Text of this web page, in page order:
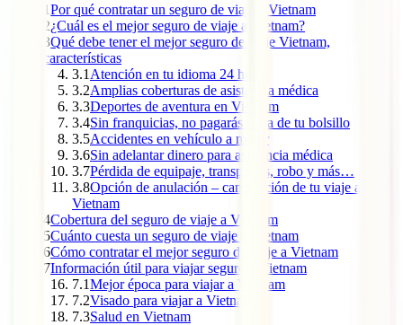
1Por qué contratar un seguro de viaje a Vietnam
2¿Cuál es el mejor seguro de viaje a Vietnam?
3Qué debe tener el mejor seguro de viaje Vietnam,
características
3.1 Atención en tu idioma 24 horas
3.2Amplias coberturas de asistencia médica
3.3Deportes de aventura en Vietnam
3.4Sin franquicias, no pagarás nada de tu bolsillo
3.5Accidentes en vehículo a motor
3.6Sin adelantar dinero para asistencia médica
3.7Pérdida de equipaje, transportes, robo y más…
3.8Opción de anulación – cancelación de tu viaje a
Vietnam
4Cobertura del seguro de viaje a Vietnam
5Cuánto cuesta un seguro de viaje a Vietnam
6Cómo contratar el mejor seguro de viaje a Vietnam
7Información útil para viajar seguro a Vietnam
7.1Mejor época para viajar a Vietnam
7.2Visado para viajar a Vietnam
7.3Salud en Vietnam